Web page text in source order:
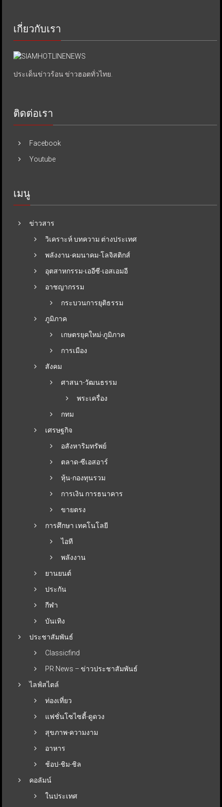
เกี่ยวกับเรา
ประเด็นข่าวร้อน ข่าวฮอตทั่วไทย.
ติดต่อเรา
Facebook
Youtube
เมนู
ข่าวสาร
วิเคราะห์ บทความ ต่างประเทศ
พลังงาน-คมนาคม-โลจิสติกส์
อุตสาหกรรม-เออีซี-เอสเอมอี
อาชญากรรม
กระบวนการยุติธรรม
ภูมิภาค
เกษตรยุคใหม่-ภูมิภาค
การเมือง
สังคม
ศาสนา-วัฒนธรรม
พระเครื่อง
กทม
เศรษฐกิจ
อสังหาริมทรัพย์
ตลาด-ซีเอสอาร์
หุ้น-กองทุนรวม
การเงิน การธนาคาร
ขายตรง
การศึกษา เทคโนโลยี
ไอที
พลังงาน
ยานยนต์
ประกัน
กีฬา
บันเทิง
ประชาสัมพันธ์
Classicfind
PR News – ข่าวประชาสัมพันธ์
ไลฟ์สไตล์
ท่องเที่ยว
แฟชั่นโซไซตี้-ดูดวง
สุขภาพ-ความงาม
อาหาร
ช้อป-ชิม-ชิล
คอลัมน์
ในประเทศ